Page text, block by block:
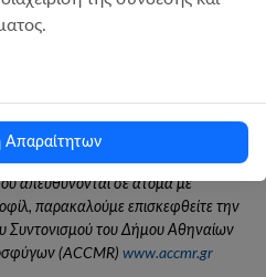
απευθύνονται σε άτομα με
παρακαλούμε επισκεφθείτε την
του Δήμου Αθηναίων
(ACCMR) www.accmr.gr